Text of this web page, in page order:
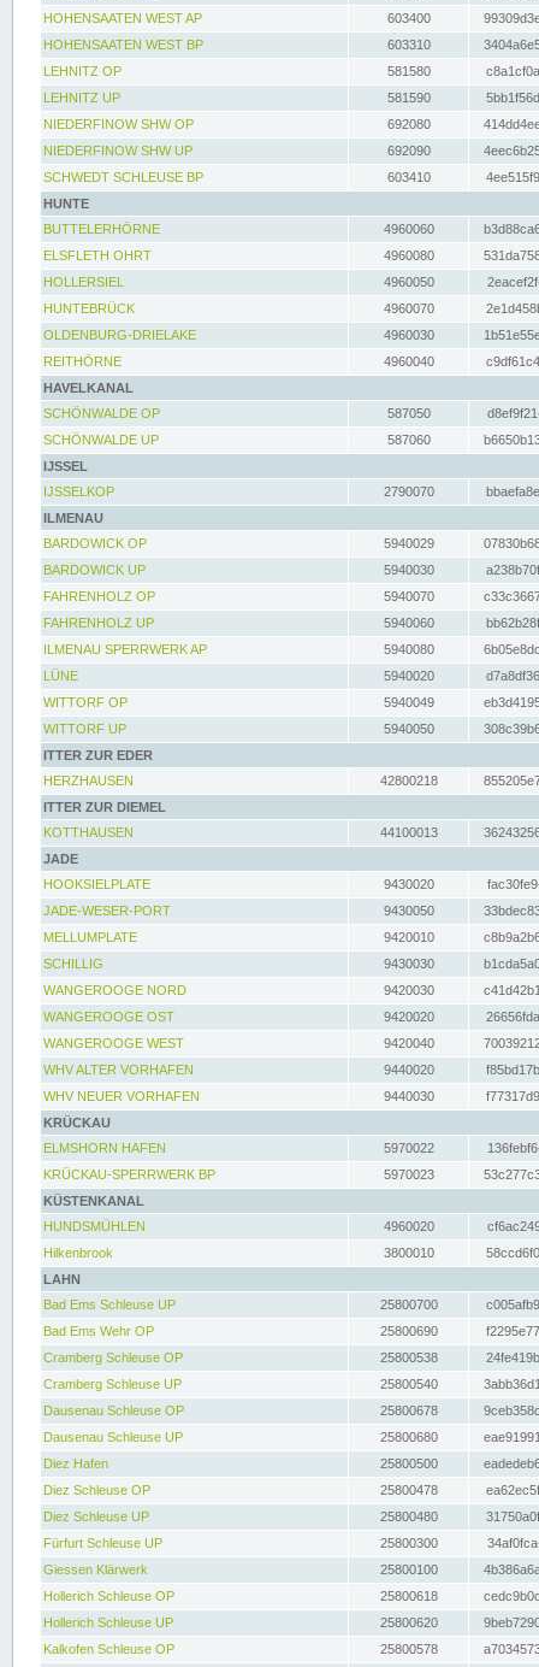
HOHENSAATEN WEST AP
603400
HOHENSAATEN WEST BP
603310
LEHNITZ OP
581580
LEHNITZ UP
581590
NIEDERFINOW SHW OP
692080
NIEDERFINOW SHW UP
692090
SCHWEDT SCHLEUSE BP
603410
HUNTE
BUTTELERHÖRNE
4960060
ELSFLETH OHRT
4960080
HOLLERSIEL
4960050
HUNTEBRÜCK
4960070
OLDENBURG-DRIELAKE
4960030
REITHÖRNE
4960040
HAVELKANAL
SCHÖNWALDE OP
587050
SCHÖNWALDE UP
587060
IJSSEL
IJSSELKOP
2790070
ILMENAU
BARDOWICK OP
5940029
BARDOWICK UP
5940030
FAHRENHOLZ OP
5940070
FAHRENHOLZ UP
5940060
ILMENAU SPERRWERK AP
5940080
LÜNE
5940020
WITTORF OP
5940049
WITTORF UP
5940050
ITTER ZUR EDER
HERZHAUSEN
42800218
ITTER ZUR DIEMEL
KOTTHAUSEN
44100013
JADE
HOOKSIELPLATE
9430020
JADE-WESER-PORT
9430050
MELLUMPLATE
9420010
SCHILLIG
9430030
WANGEROOGE NORD
9420030
WANGEROOGE OST
9420020
WANGEROOGE WEST
9420040
WHV ALTER VORHAFEN
9440020
WHV NEUER VORHAFEN
9440030
KRÜCKAU
ELMSHORN HAFEN
5970022
KRÜCKAU-SPERRWERK BP
5970023
KÜSTENKANAL
HUNDSMÜHLEN
4960020
Hilkenbrook
3800010
LAHN
Bad Ems Schleuse UP
25800700
Bad Ems Wehr OP
25800690
Cramberg Schleuse OP
25800538
Cramberg Schleuse UP
25800540
Dausenau Schleuse OP
25800678
Dausenau Schleuse UP
25800680
Diez Hafen
25800500
Diez Schleuse OP
25800478
Diez Schleuse UP
25800480
Fürfurt Schleuse UP
25800300
Giessen Klärwerk
25800100
Hollerich Schleuse OP
25800618
Hollerich Schleuse UP
25800620
Kalkofen Schleuse OP
25800578